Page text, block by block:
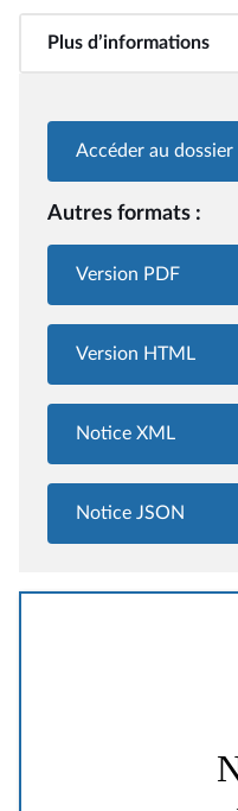
Plus d’informations
<b>Plus
Accéder au
Autres formats :
Version PDF
Version HTML
Notice XML
Notice JSON